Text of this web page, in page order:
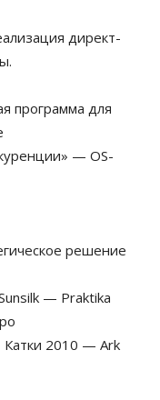
директ-
программа для
— OS-
решение
— Praktika
Катки 2010 — Ark